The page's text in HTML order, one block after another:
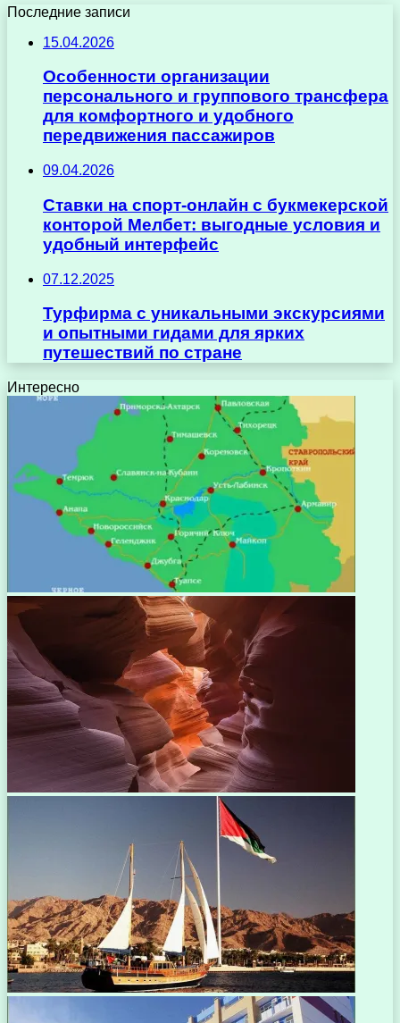
Последние записи
15.04.2026
Особенности организации
персонального и группового трансфера
для комфортного и удобного
передвижения пассажиров
09.04.2026
Ставки на спорт-онлайн с букмекерской
конторой Мелбет: выгодные условия и
удобный интерфейс
07.12.2025
Турфирма с уникальными экскурсиями
и опытными гидами для ярких
путешествий по стране
Интересно